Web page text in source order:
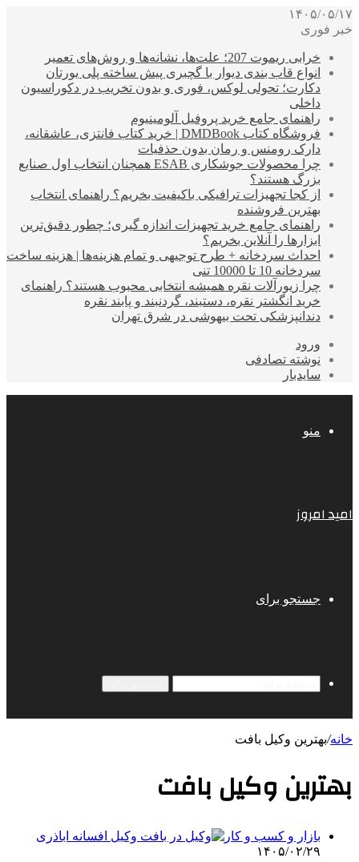
۱۴۰۵/۰۵/۱۷
خبر فوری
خرابی ریموت 207؛ علت‌ها، نشانه‌ها و روش‌های تعمیر
انواع قاب بندی دیوار با گچبری پیش ساخته پلی یورتان
دکارت؛ تحولی لوکس، فوری و بدون تخریب در دکوراسیون
داخلی
راهنمای جامع خرید پروفیل آلومینیوم
فروشگاه کتاب DMDBook | خرید کتاب فانتزی، عاشقانه،
دارک رومنس و رمان بدون حذفیات
چرا محصولات جوشکاری ESAB همچنان انتخاب اول صنایع
بزرگ هستند؟
از کجا تجهیزات ترافیکی باکیفیت بخریم؟ راهنمای انتخاب
بهترین فروشنده
راهنمای جامع خرید تجهیزات اندازه گیری؛ چطور دقیق‌ترین
ابزارها را آنلاین بخریم؟
احداث سردخانه + طرح توجیهی و تمام هزینه‌ها | هزینه ساخت
سردخانه 10 تا 10000 تنی
چرا زیورآلات نقره همیشه انتخابی محبوب هستند؟ راهنمای
خرید انگشتر نقره، دستبند، گردنبند و پابند نقره
دندانپزشکی تحت بیهوشی در شرق تهران
ورود
نوشته تصادفی
سایدبار
منو
امید امروز
جستجو برای
خانه/بهترین وکیل بافت
بهترین وکیل بافت
بازار و کسب و کار
۱۴۰۵/۰۲/۲۹